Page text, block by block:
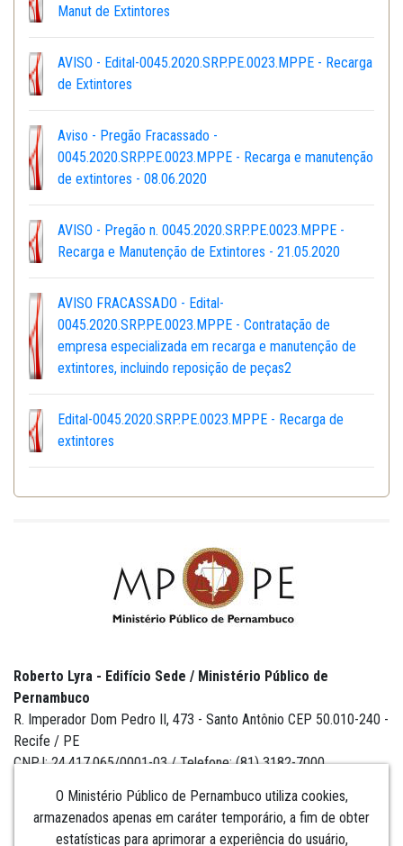
Manut de Extintores
AVISO - Edital-0045.2020.SRP.PE.0023.MPPE - Recarga
de Extintores
Aviso - Pregão Fracassado -
0045.2020.SRP.PE.0023.MPPE - Recarga e manutenção
de extintores - 08.06.2020
AVISO - Pregão n. 0045.2020.SRP.PE.0023.MPPE -
Recarga e Manutenção de Extintores - 21.05.2020
AVISO FRACASSADO - Edital-
0045.2020.SRP.PE.0023.MPPE - Contratação de
empresa especializada em recarga e manutenção de
extintores, incluindo reposição de peças2
Edital-0045.2020.SRP.PE.0023.MPPE - Recarga de
extintores
O Ministério Público de Pernambuco utiliza cookies,
armazenados apenas em caráter temporário, a fim de obter
estatísticas para aprimorar a experiência do usuário,
Roberto Lyra - Edifício Sede / Ministério Público de
Pernambuco
R. Imperador Dom Pedro II, 473 - Santo Antônio CEP 50.010-240 -
Recife / PE
CNPJ: 24.417.065/0001-03 / Telefone: (81) 3182-7000
Institucional